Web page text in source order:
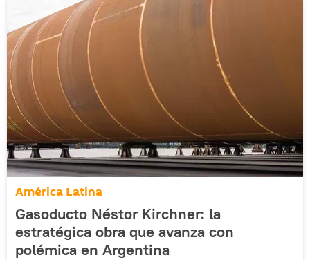
América Latina
Gasoducto Néstor Kirchner: la
estratégica obra que avanza con
polémica en Argentina